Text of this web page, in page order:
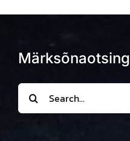
Märksõnaotsing
Search
for: